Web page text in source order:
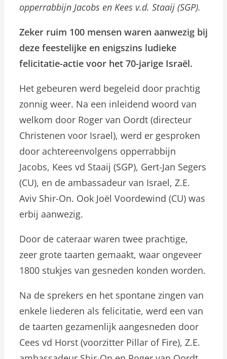
opperrabbijn Jacobs en Kees v.d. Staaij (SGP).
Zeker ruim 100 mensen waren aanwezig bij
deze feestelijke en enigszins ludieke
felicitatie-actie voor het 70-jarige Israël.
Het gebeuren werd begeleid door prachtig
zonnig weer. Na een inleidend woord van
welkom door Roger van Oordt (directeur
Christenen voor Israel), werd er gesproken
door achtereenvolgens opperrabbijn
Jacobs, Kees vd Staaij (SGP), Gert-Jan Segers
(CU), en de ambassadeur van Israel, Z.E.
Aviv Shir-On. Ook Joël Voordewind (CU) was
erbij aanwezig.
Door de cateraar waren twee prachtige,
zeer grote taarten gemaakt, waar ongeveer
1800 stukjes van gesneden konden worden.
Na de sprekers en het spontane zingen van
enkele liederen als felicitatie, werd een van
de taarten gezamenlijk aangesneden door
Cees vd Horst (voorzitter Pillar of Fire), Z.E.